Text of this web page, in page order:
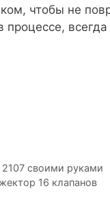
чтобы не
процессе,
2107 своими руками
16 клапанов